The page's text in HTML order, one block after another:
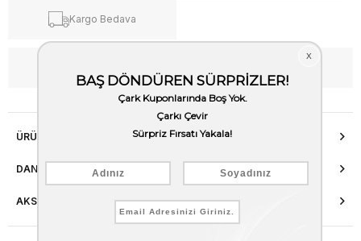
Kargo Bedava
ÜRÜN ÖZELLIKLERI
DANIŞMA HATTI
AKSESUAR ONARIMI